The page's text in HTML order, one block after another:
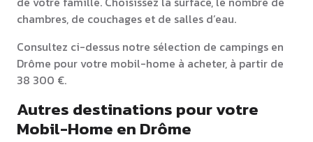
chambres, de couchages et de salles d’eau.
Consultez ci-dessus notre sélection de campings en
Drôme pour votre mobil-home à acheter, à partir de
38 300 €.
Autres destinations pour votre
Mobil-Home en Drôme